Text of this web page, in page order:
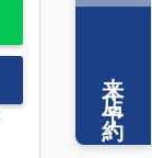
来店予約